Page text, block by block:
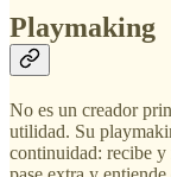
Playmaking
No es un creador
utilidad. Su
continuidad: recibe y